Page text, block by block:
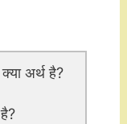
अर्थ है?